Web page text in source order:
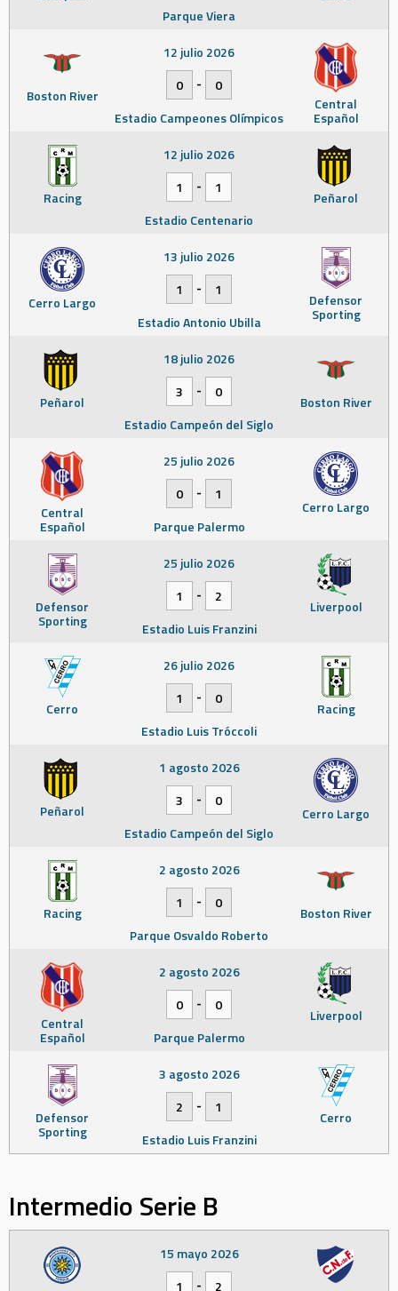
Parque Viera
Boston River Central
Español
12 julio 2026
0
-
0
Estadio Campeones Olímpicos
Racing Peñarol
12 julio 2026
1
-
1
Estadio Centenario
Cerro Largo Defensor
Sporting
13 julio 2026
1
-
1
Estadio Antonio Ubilla
Peñarol Boston River
18 julio 2026
3
-
0
Estadio Campeón del Siglo
Central
Español
Cerro Largo
25 julio 2026
0
-
1
Parque Palermo
Defensor
Sporting
Liverpool
25 julio 2026
1
-
2
Estadio Luis Franzini
Cerro Racing
26 julio 2026
1
-
0
Estadio Luis Tróccoli
Peñarol Cerro Largo
1 agosto 2026
3
-
0
Estadio Campeón del Siglo
Racing Boston River
2 agosto 2026
1
-
0
Parque Osvaldo Roberto
Central
Español
Liverpool
2 agosto 2026
0
-
0
Parque Palermo
Defensor
Sporting
Cerro
3 agosto 2026
2
-
1
Estadio Luis Franzini
Intermedio Serie B
15 mayo 2026
1
- 2